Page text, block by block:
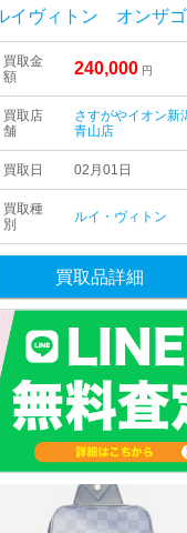
買取金
額
240,000 円
買取店
舗
さすがやイオン新
青山店
買取日 02月01日
買取種
別
ルイ・ヴィトン
買取品詳細